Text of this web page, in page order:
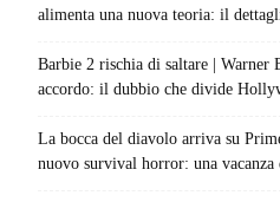
alimenta una nuova teoria: il
Barbie 2 rischia di saltare | Warner
accordo: il dubbio che divide
La bocca del diavolo arriva su
nuovo survival horror: una vacanza